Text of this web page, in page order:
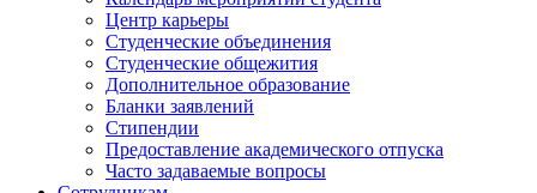
Центр карьеры
Студенческие объединения
Студенческие общежития
Дополнительное образование
Бланки заявлений
Стипендии
Предоставление академического отпуска
Часто задаваемые вопросы